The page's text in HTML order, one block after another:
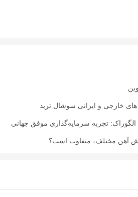
خارجی و ایرانی سوشال ترید
الگوراک: تجربه سرمایه‌گذاری‌ موفق جهانی